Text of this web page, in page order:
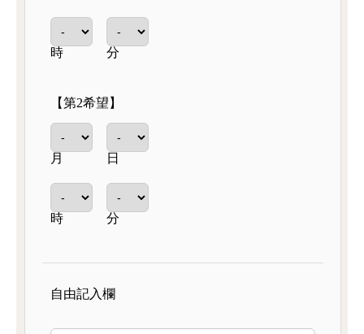
時 分
【第2希望】
月 日
時 分
自由記入欄